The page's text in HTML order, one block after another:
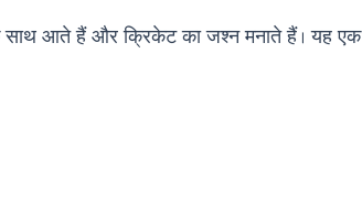
आते हैं और क्रिकेट का जश्न मनाते हैं। यह एक